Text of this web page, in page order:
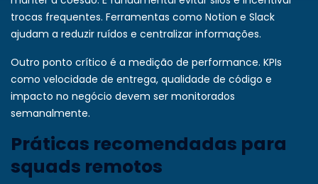
trocas frequentes. Ferramentas como Notion e Slack
ajudam a reduzir ruídos e centralizar informações.
Outro ponto crítico é a medição de performance. KPIs
como velocidade de entrega, qualidade de código e
impacto no negócio devem ser monitorados
semanalmente.
Práticas recomendadas para
squads remotos